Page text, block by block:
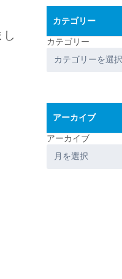
カテゴリー
カテゴリー
アーカイブ
アーカイブ